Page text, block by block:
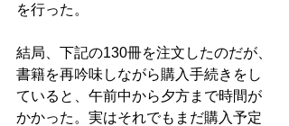
を行った。
結局、下記の130冊を注文したのだが、
書籍を再吟味しながら購入手続きをし
ていると、午前中から夕方まで時間が
かかった。実はそれでもまだ購入予定